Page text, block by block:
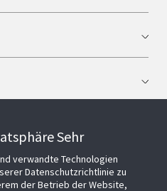
Sehr
verwandte Technologien
Datenschutzrichtlinie zu
der Betrieb der Website,